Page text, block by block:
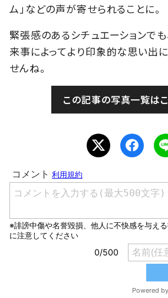
ム」などの声が寄せられることに。
緊張感のあるシチュエーションで
来事によってより印象的な思い出
せんね。
この記事の写真一覧は